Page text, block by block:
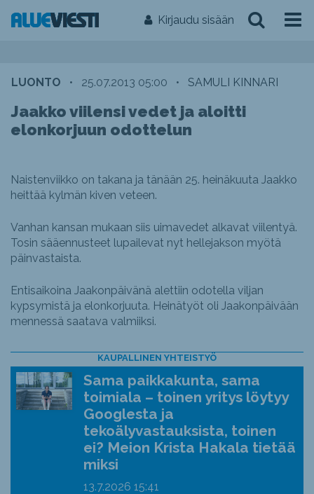
Kirjaudu sisään
LUONTO • 25.07.2013 05:00 • SAMULI KINNARI
Jaakko viilensi vedet ja aloitti
elonkorjuun odottelun
Naistenviikko on takana ja tänään 25. heinäkuuta Jaakko
heittää kylmän kiven veteen.
Vanhan kansan mukaan siis uimavedet alkavat viilentyä.
Tosin sääennusteet lupailevat nyt hellejakson myötä
päinvastaista.
Entisaikoina Jaakonpäivänä alettiin odotella viljan
kypsymistä ja elonkorjuuta. Heinätyöt oli Jaakonpäivään
mennessä saatava valmiiksi.
KAUPALLINEN YHTEISTYÖ
Sama paikkakunta, sama
toimiala – toinen yritys löytyy
Googlesta ja
tekoälyvastauksista, toinen
ei? Meion Krista Hakala tietää
miksi
13.7.2026 15:41